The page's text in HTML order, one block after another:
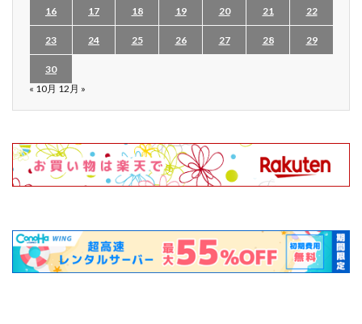
16 17 18 19 20 21 22
23 24 25 26 27 28 29
30
« 10月 12月 »